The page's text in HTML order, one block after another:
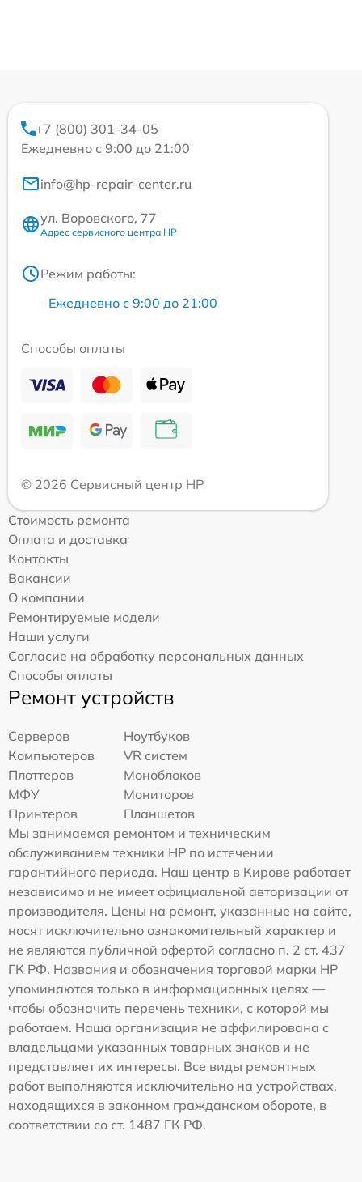
+7 (800) 301-34-05
Ежедневно с 9:00 до 21:00
info@hp-repair-center.ru
ул. Воровского, 77
Адрес сервисного центра HP
Режим работы:
Ежедневно с 9:00 до 21:00
Способы оплаты
© 2026 Сервисный центр HP
Стоимость ремонта
Оплата и доставка
Контакты
Вакансии
О компании
Ремонтируемые модели
Наши услуги
Согласие на обработку персональных данных
Способы оплаты
Ремонт устройств
Серверов
Ноутбуков
Компьютеров
VR систем
Плоттеров
Моноблоков
МФУ
Мониторов
Принтеров
Планшетов
Мы занимаемся ремонтом и техническим
обслуживанием техники HP по истечении
гарантийного периода. Наш центр в Кирове работает
независимо и не имеет официальной авторизации от
производителя. Цены на ремонт, указанные на сайте,
носят исключительно ознакомительный характер и
не являются публичной офертой согласно п. 2 ст. 437
ГК РФ. Названия и обозначения торговой марки HP
упоминаются только в информационных целях —
чтобы обозначить перечень техники, с которой мы
работаем. Наша организация не аффилирована с
владельцами указанных товарных знаков и не
представляет их интересы. Все виды ремонтных
работ выполняются исключительно на устройствах,
находящихся в законном гражданском обороте, в
соответствии со ст. 1487 ГК РФ.